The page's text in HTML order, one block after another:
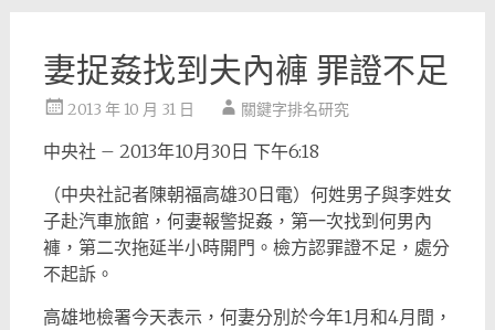
妻捉姦找到夫內褲 罪證不足
2013 年 10 月 31 日 關鍵字排名研究
中央社 – 2013年10月30日 下午6:18
（中央社記者陳朝福高雄30日電）何姓男子與李姓女
子赴汽車旅館，何妻報警捉姦，第一次找到何男內
褲，第二次拖延半小時開門。檢方認罪證不足，處分
不起訴。
高雄地檢署今天表示，何妻分別於今年1月和4月間，